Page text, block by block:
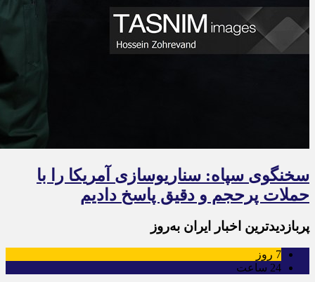
سخنگوی سپاه: سناریوسازی آمریکا را با
حملات پرحجم‌‌ و دقیق‌ پاسخ دادیم
پربازدیدترین اخبار ایران به‌روز
7 روز
24 ساعت